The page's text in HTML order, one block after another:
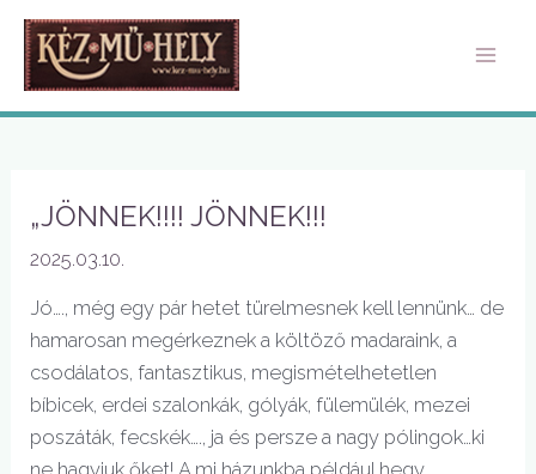
Skip
content
„JÖNNEK!!!! JÖNNEK!!!
2025.03.10.
Jó…., még egy pár hetet türelmesnek kell lennünk… de
hamarosan megérkeznek a költöző madaraink, a
csodálatos, fantasztikus, megismételhetetlen
bíbicek, erdei szalonkák, gólyák, fülemülék, mezei
poszáták, fecskék…., ja és persze a nagy pólingok…ki